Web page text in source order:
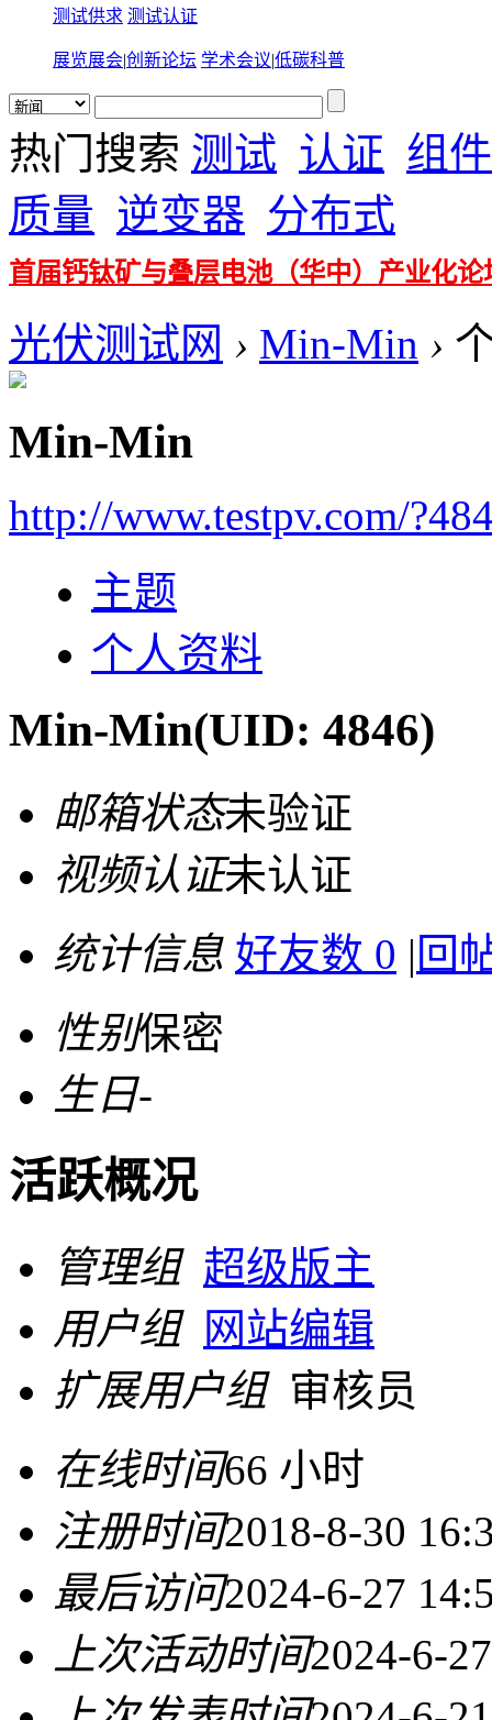
测试供求 测试认证
展览展会|创新论坛 学术会议|低碳科普
热门搜索 测试 认证 组件
质量 逆变器 分布式
首届钙钛矿与叠层电池（华中）产业化论
光伏测试网 › Min-Min ›
Min-Min
http://www.testpv.com/
主题
个人资料
Min-Min(UID: 4846)
邮箱状态未验证
视频认证未认证
统计信息 好友数 0 | 回
性别保密
生日-
活跃概况
管理组 超级版主
用户组 网站编辑
扩展用户组 审核员
在线时间66 小时
注册时间2018-8-30
最后访问2024-6-27
上次活动时间2024-6-